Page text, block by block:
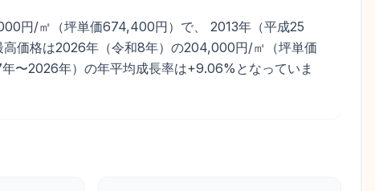
円/㎡（坪単価674,400円）で、 2013年（平成25
価格は2026年（令和8年）の204,000円/㎡（坪単価
〜2026年）の年平均成長率は+9.06%となっていま